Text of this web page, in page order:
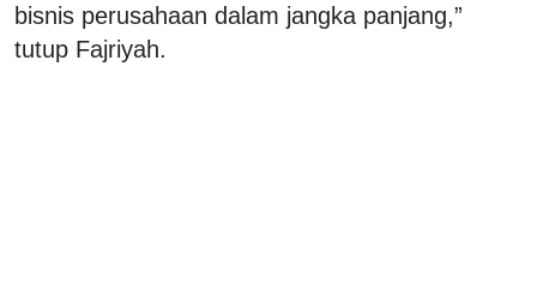
bisnis perusahaan dalam jangka panjang,”
tutup Fajriyah.